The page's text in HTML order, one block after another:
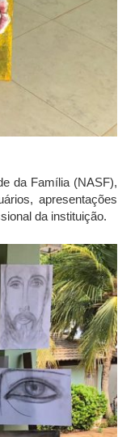
da Família (NASF),
apresentações
da instituição.